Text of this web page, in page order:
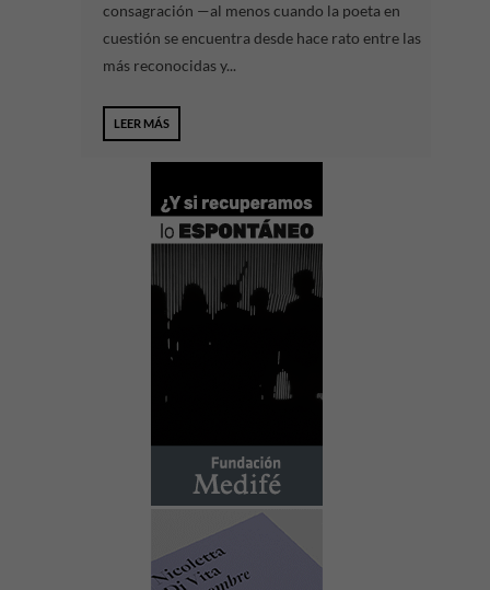
consagración —al menos cuando la poeta en
cuestión se encuentra desde hace rato entre las
más reconocidas y...
LEER MÁS